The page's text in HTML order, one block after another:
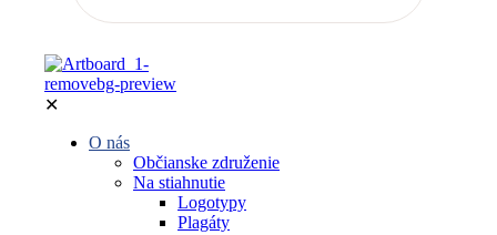
✕
O nás
Občianske združenie
Na stiahnutie
Logotypy
Plagáty